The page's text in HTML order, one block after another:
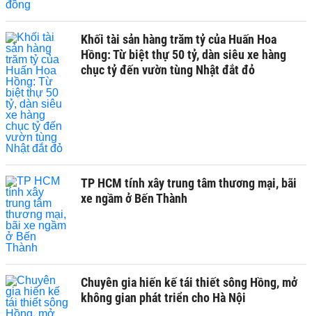
Khối tài sản hàng trăm tỷ của Huấn Hoa
Hồng: Từ biệt thự 50 tỷ, dàn siêu xe hàng
chục tỷ đến vườn tùng Nhật đắt đỏ
TP HCM tính xây trung tâm thương mại, bãi
xe ngầm ở Bến Thành
Chuyên gia hiến kế tái thiết sông Hồng, mở
không gian phát triển cho Hà Nội